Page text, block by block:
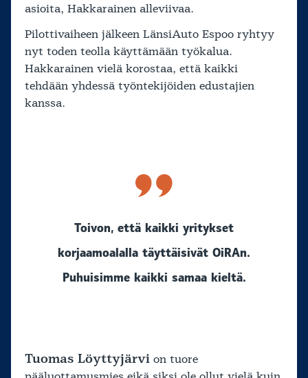
asioita, Hakkarainen alleviivaa.
Pilottivaiheen jälkeen LänsiAuto Espoo ryhtyy
nyt toden teolla käyttämään työkalua.
Hakkarainen vielä korostaa, että kaikki
tehdään yhdessä työntekijöiden edustajien
kanssa.
Toivon, että kaikki yritykset
korjaamoalalla täyttäisivät OiRAn.
Puhuisimme kaikki samaa kieltä.
Tuomas Löyttyjärvi on tuore